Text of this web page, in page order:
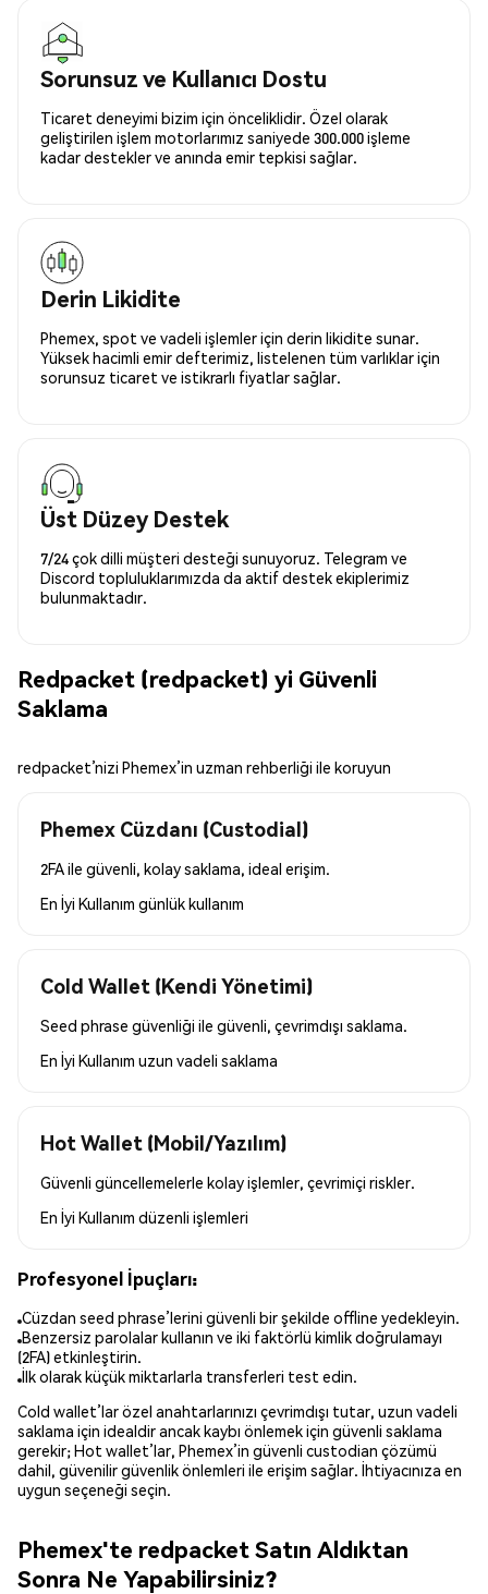
Sorunsuz ve Kullanıcı Dostu
Ticaret deneyimi bizim için önceliklidir. Özel olarak
geliştirilen işlem motorlarımız saniyede 300.000 işleme
kadar destekler ve anında emir tepkisi sağlar.
Derin Likidite
Phemex, spot ve vadeli işlemler için derin likidite sunar.
Yüksek hacimli emir defterimiz, listelenen tüm varlıklar için
sorunsuz ticaret ve istikrarlı fiyatlar sağlar.
Üst Düzey Destek
7/24 çok dilli müşteri desteği sunuyoruz. Telegram ve
Discord topluluklarımızda da aktif destek ekiplerimiz
bulunmaktadır.
Redpacket (redpacket) yi Güvenli
Saklama
redpacket’nizi Phemex’in uzman rehberliği ile koruyun
Phemex Cüzdanı (Custodial)
2FA ile güvenli, kolay saklama, ideal erişim.
En İyi Kullanım günlük kullanım
Cold Wallet (Kendi Yönetimi)
Seed phrase güvenliği ile güvenli, çevrimdışı saklama.
En İyi Kullanım uzun vadeli saklama
Hot Wallet (Mobil/Yazılım)
Güvenli güncellemelerle kolay işlemler, çevrimiçi riskler.
En İyi Kullanım düzenli işlemleri
Profesyonel İpuçları:
Cüzdan seed phrase’lerini güvenli bir şekilde offline yedekleyin.
Benzersiz parolalar kullanın ve iki faktörlü kimlik doğrulamayı
(2FA) etkinleştirin.
İlk olarak küçük miktarlarla transferleri test edin.
Cold wallet’lar özel anahtarlarınızı çevrimdışı tutar, uzun vadeli
saklama için idealdir ancak kaybı önlemek için güvenli saklama
gerekir; Hot wallet’lar, Phemex’in güvenli custodian çözümü
dahil, güvenilir güvenlik önlemleri ile erişim sağlar. İhtiyacınıza en
uygun seçeneği seçin.
Phemex'te redpacket Satın Aldıktan
Sonra Ne Yapabilirsiniz?